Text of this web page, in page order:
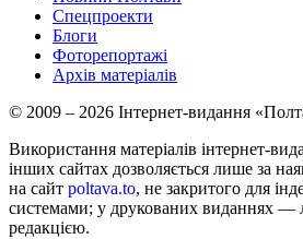
Спецпроекти
Блоги
Фоторепортажі
Архів матеріалів
© 2009 – 2026 Інтернет-видання
Використання матеріалів інтернет-
інших сайтах дозволяється лише за
на сайт poltava.to, не закритого для
системами; у друкованих виданнях —
редакцією.